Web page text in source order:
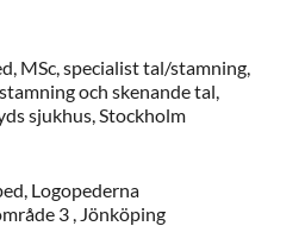
MSc, specialist tal/stamning,
och skenande tal,
sjukhus,Stockholm
Logopederna
3 , Jönköping